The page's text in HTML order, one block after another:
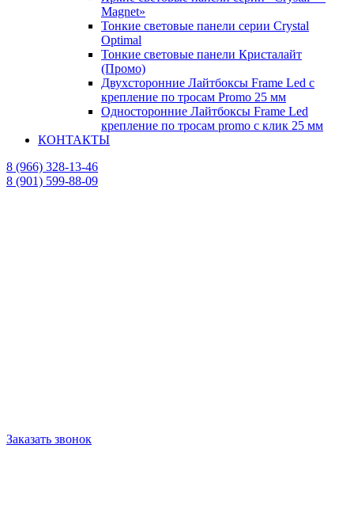
Magnet»
Тонкие световые панели серии Crystal
Optimal
Тонкие световые панели Кристалайт
(Промо)
Двухсторонние Лайтбоксы Frame Led с
крепление по тросам Promo 25 мм
Односторонние Лайтбоксы Frame Led
крепление по тросам promo с клик 25 мм
КОНТАКТЫ
8 (966) 328-13-46
8 (901) 599-88-09
Заказать звонок